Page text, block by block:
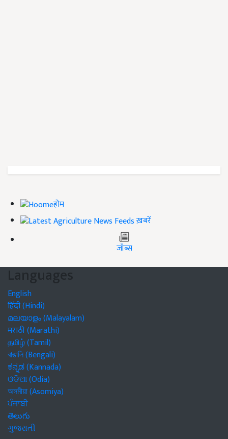
होम
ख़बरें
जॉब्स
Languages
English
हिंदी (Hindi)
മലയാളം (Malayalam)
मराठी (Marathi)
தமிழ் (Tamil)
বাঙালি (Bengali)
ಕನ್ನಡ (Kannada)
ଓଡିଆ (Odia)
অসমীয়া (Asomiya)
ਪੰਜਾਬੀ
తెలుగు
ગુજરાતી